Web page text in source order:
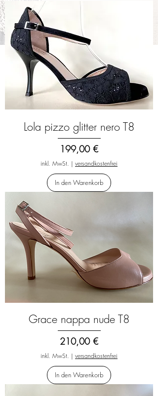
Lola pizzo glitter nero T8
Preis
199,00 €
inkl. MwSt. | versandkostenfrei
In den Warenkorb
Grace nappa nude T8
Preis
210,00 €
inkl. MwSt. | versandkostenfrei
In den Warenkorb